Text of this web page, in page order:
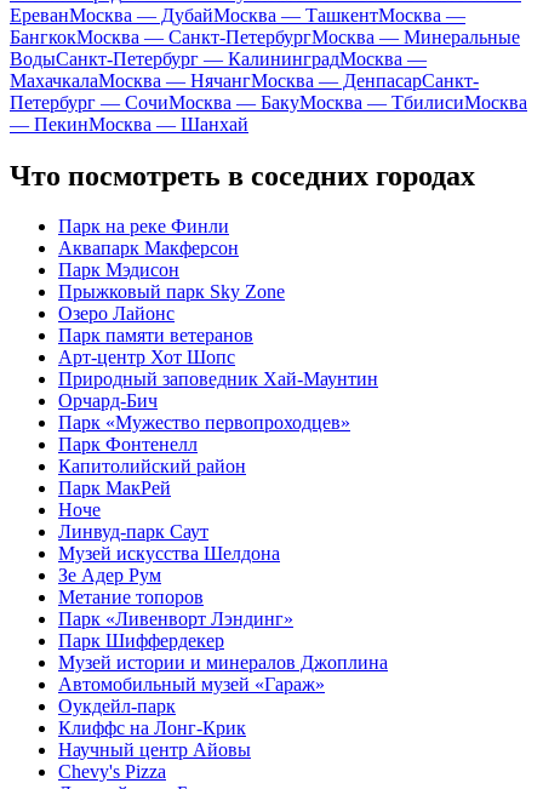
ЕреванМосква — ДубайМосква — ТашкентМосква —
БангкокМосква — Санкт-ПетербургМосква — Минеральные
ВодыСанкт-Петербург — КалининградМосква —
МахачкалаМосква — НячангМосква — ДенпасарСанкт-
Петербург — СочиМосква — БакуМосква — ТбилисиМосква
— ПекинМосква — Шанхай
Что посмотреть в соседних городах
Парк на реке Финли
Аквапарк Макферсон
Парк Мэдисон
Прыжковый парк Sky Zone
Озеро Лайонс
Парк памяти ветеранов
Арт-центр Хот Шопс
Природный заповедник Хай-Маунтин
Орчард-Бич
Парк «Мужество первопроходцев»
Парк Фонтенелл
Капитолийский район
Парк МакРей
Ноче
Линвуд-парк Саут
Музей искусства Шелдона
Зе Адер Рум
Метание топоров
Парк «Ливенворт Лэндинг»
Парк Шиффердекер
Музей истории и минералов Джоплина
Автомобильный музей «Гараж»
Оукдейл-парк
Клиффс на Лонг-Крик
Научный центр Айовы
Chevy's Pizza